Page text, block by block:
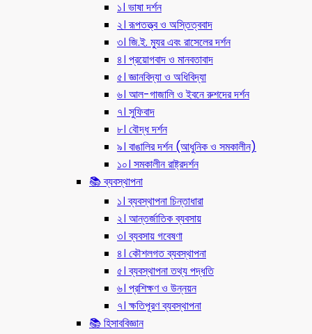
১। ভাষা দর্শন
২। রূপতত্ত্ব ও অস্তিত্ববাদ
৩। জি.ই. ম্যুর এবং রাসেলের দর্শন
৪। প্রয়োগবাদ ও মানবতাবাদ
৫। জ্ঞানবিদ্যা ও অধিবিদ্যা
৬। আল-গাজালি ও ইবনে রুশদের দর্শন
৭। সুফিবাদ
৮। বৌদ্ধ দর্শন
৯। বাঙালির দর্শন (আধুনিক ও সমকালীন)
১০। সমকালীন রাষ্ট্রদর্শন
📚 ব্যবস্থাপনা
১। ব্যবস্থাপনা চিন্তাধারা
২। আন্তর্জাতিক ব্যবসায়
৩। ব্যবসায় গবেষণা
৪। কৌশলগত ব্যবস্থাপনা
৫। ব্যবস্থাপনা তথ্য পদ্ধতি
৬। প্রশিক্ষণ ও উন্নয়ন
৭। ক্ষতিপূরণ ব্যবস্থাপনা
📚 হিসাববিজ্ঞান